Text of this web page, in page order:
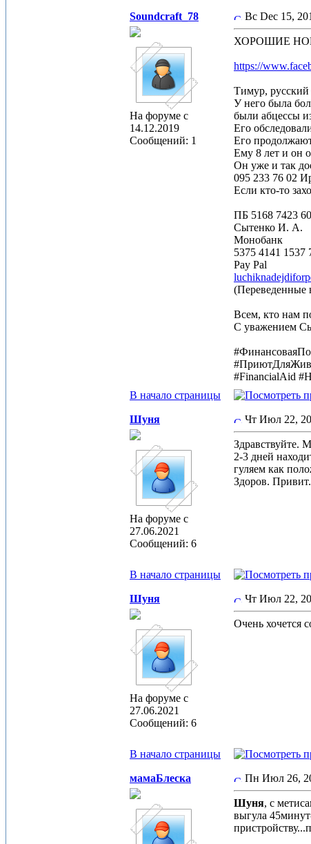
Soundcraft_78
На форуме с
14.12.2019
Сообщений: 1
Вс Dec 15,
ХОРОШИЕ
https://
Тимур, русский
У него была
были абцессы
Его
Его
Ему 8 лет и он
Он уже и так
095 233 76 02
Если кто-то
ПБ 5168 7423
Сытенко И. А.
Монобанк
5375 4141 1537
Pay Pal
(Переведенные
Всем, кто
С уважением
#FinancialAid
В начало страницы
Шуня
На форуме с
27.06.2021
Сообщений: 6
Чт Июл 22,
Здравствуйте.
2-3 дней
гуляем как
Здоров.
В начало страницы
Шуня
На форуме с
27.06.2021
Сообщений: 6
Чт Июл 22,
Очень хочется
В начало страницы
мамаБлеска Пн Июл 26,
Шуня, с
выгула